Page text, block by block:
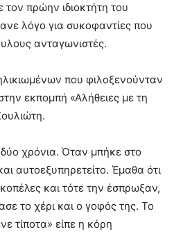
πρώην ιδιοκτήτη του
λόγο για συκοφαντίες που
ανταγωνιστές.
που φιλοξενούνταν
εκπομπή «Αλήθειες με τη
χρόνια. Όταν μπήκε στο
αυτοεξυπηρετείτο. Έμαθα ότι
και τότε την έσπρωξαν,
το χέρι και ο γοφός της. Το
τίποτα» είπε η κόρη